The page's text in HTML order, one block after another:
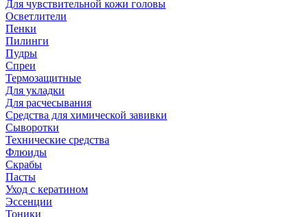
Для чувствительной кожи головы
Осветлители
Пенки
Пилинги
Пудры
Спреи
Термозащитные
Для укладки
Для расчесывания
Средства для химической завивки
Сыворотки
Технические средства
Флюиды
Скрабы
Пасты
Уход с кератином
Эссенции
Тоники